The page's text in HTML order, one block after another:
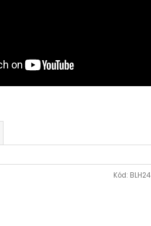
Kód: BLH24